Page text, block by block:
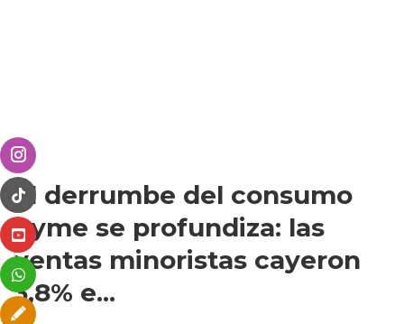
El derrumbe del consumo
pyme se profundiza: las
ventas minoristas cayeron
3,8% e...